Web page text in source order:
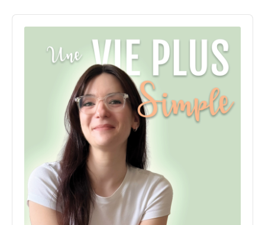
Audio
Player